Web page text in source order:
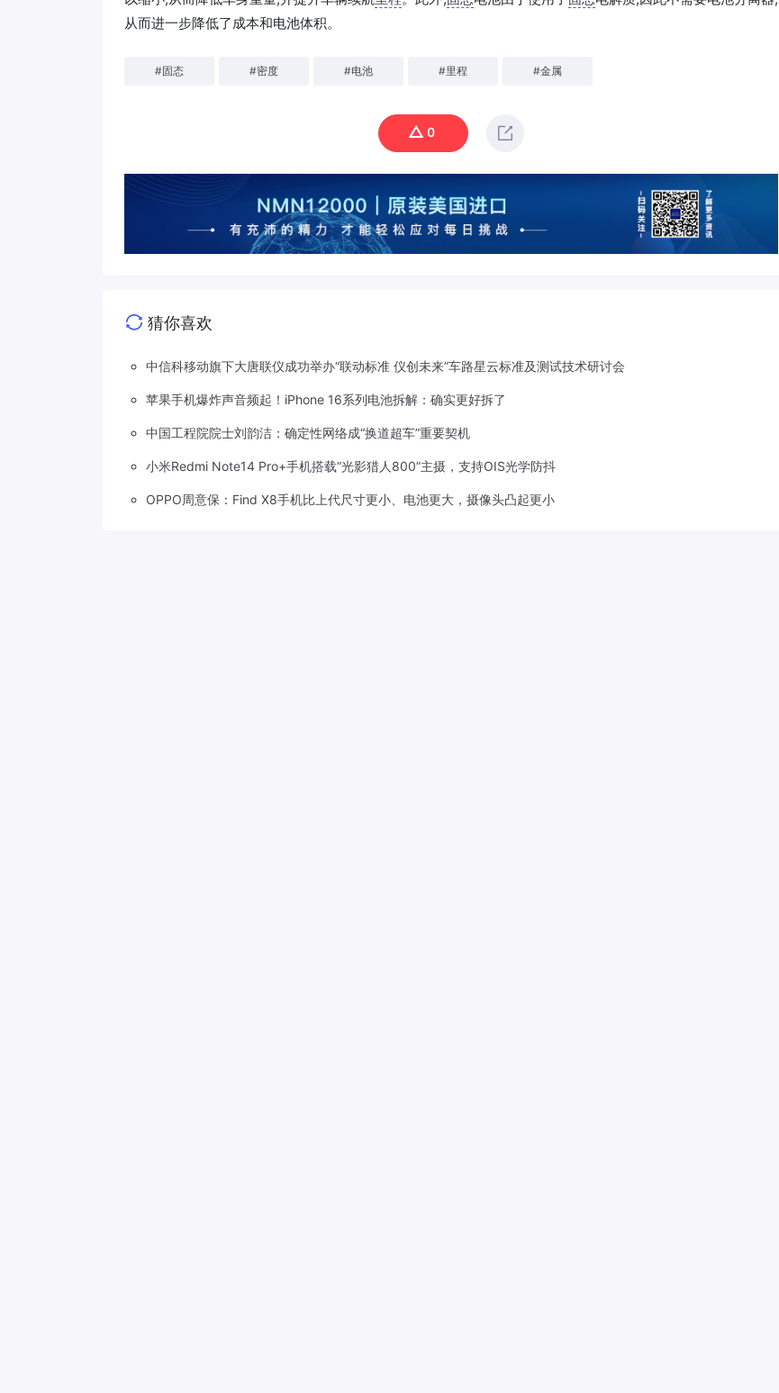
从而进一步降低了成本和电池体积。
#固态 #密度 #电池 #里程 #金属
0
猜你喜欢
中信科移动旗下大唐联仪成功举办“联动标准 仪创未来”车路星云标准及测试技术研讨会
苹果手机爆炸声音频起！iPhone 16系列电池拆解：确实更好拆了
中国工程院院士刘韵洁：确定性网络成“换道超车”重要契机
小米Redmi Note14 Pro+手机搭载“光影猎人800”主摄，支持OIS光学防抖
OPPO周意保：Find X8手机比上代尺寸更小、电池更大，摄像头凸起更小